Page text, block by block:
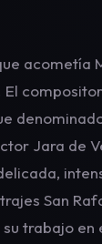
acometía
Jara de
San
trabajo